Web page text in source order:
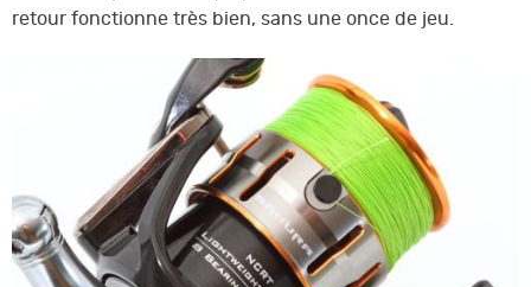
retour fonctionne très bien, sans une once de jeu.